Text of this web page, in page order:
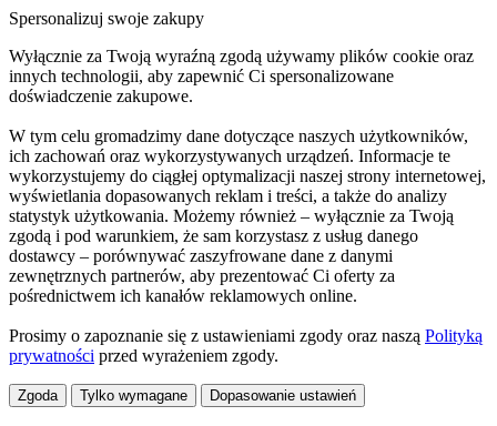
Spersonalizuj swoje zakupy
Wyłącznie za Twoją wyraźną zgodą używamy plików cookie oraz
innych technologii, aby zapewnić Ci spersonalizowane
doświadczenie zakupowe.
W tym celu gromadzimy dane dotyczące naszych użytkowników,
ich zachowań oraz wykorzystywanych urządzeń. Informacje te
wykorzystujemy do ciągłej optymalizacji naszej strony internetowej,
wyświetlania dopasowanych reklam i treści, a także do analizy
statystyk użytkowania. Możemy również – wyłącznie za Twoją
zgodą i pod warunkiem, że sam korzystasz z usług danego
dostawcy – porównywać zaszyfrowane dane z danymi
zewnętrznych partnerów, aby prezentować Ci oferty za
pośrednictwem ich kanałów reklamowych online.
Prosimy o zapoznanie się z ustawieniami zgody oraz naszą Polityką
prywatności przed wyrażeniem zgody.
Zgoda Tylko wymagane Dopasowanie ustawień